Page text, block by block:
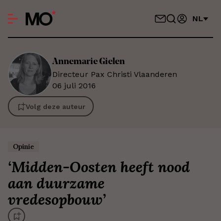
NL
AnnemarieGielen
Directeur Pax Christi Vlaanderen
06 juli 2016
Volg deze auteur
Opinie
‘Midden-Oosten heeft nood
aan duurzame
vredesopbouw’